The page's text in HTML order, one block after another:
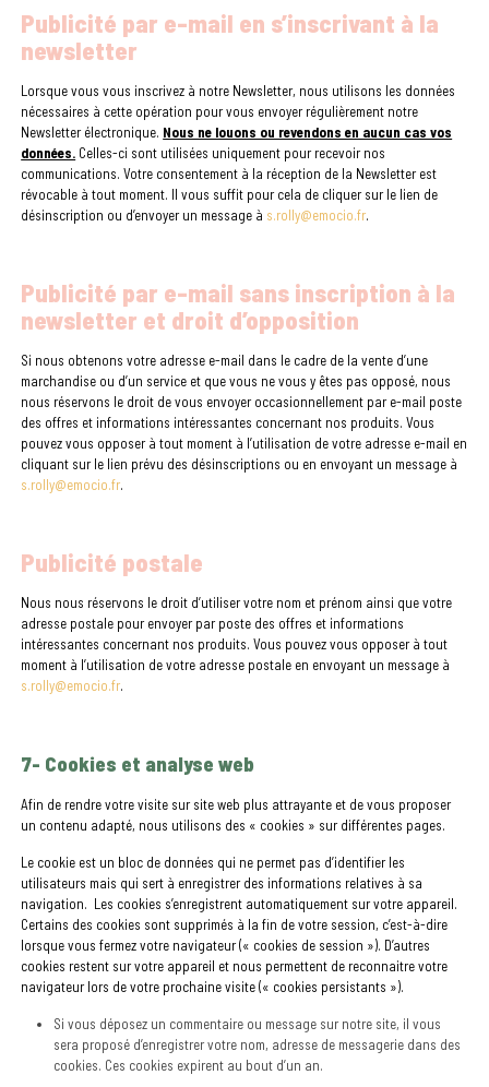
Publicité par e-mail en s’inscrivant à la
newsletter
Lorsque vous vous inscrivez à notre Newsletter, nous utilisons les données
nécessaires à cette opération pour vous envoyer régulièrement notre
Newsletter électronique. Nous ne louons ou revendons en aucun cas vos
données. Celles-ci sont utilisées uniquement pour recevoir nos
communications. Votre consentement à la réception de la Newsletter est
révocable à tout moment. Il vous suffit pour cela de cliquer sur le lien de
désinscription ou d’envoyer un message à s.rolly@emocio.fr.
Publicité par e-mail sans inscription à la
newsletter et droit d’opposition
Si nous obtenons votre adresse e-mail dans le cadre de la vente d’une
marchandise ou d’un service et que vous ne vous y êtes pas opposé, nous
nous réservons le droit de vous envoyer occasionnellement par e-mail poste
des offres et informations intéressantes concernant nos produits. Vous
pouvez vous opposer à tout moment à l’utilisation de votre adresse e-mail en
cliquant sur le lien prévu des désinscriptions ou en envoyant un message à
s.rolly@emocio.fr.
Publicité postale
Nous nous réservons le droit d’utiliser votre nom et prénom ainsi que votre
adresse postale pour envoyer par poste des offres et informations
intéressantes concernant nos produits. Vous pouvez vous opposer à tout
moment à l’utilisation de votre adresse postale en envoyant un message à
s.rolly@emocio.fr.
7- Cookies et analyse web
Afin de rendre votre visite sur site web plus attrayante et de vous proposer
un contenu adapté, nous utilisons des « cookies » sur différentes pages.
Le cookie est un bloc de données qui ne permet pas d’identifier les
utilisateurs mais qui sert à enregistrer des informations relatives à sa
navigation. Les cookies s’enregistrent automatiquement sur votre appareil.
Certains des cookies sont supprimés à la fin de votre session, c’est-à-dire
lorsque vous fermez votre navigateur (« cookies de session »). D’autres
cookies restent sur votre appareil et nous permettent de reconnaitre votre
navigateur lors de votre prochaine visite (« cookies persistants »).
Si vous déposez un commentaire ou message sur notre site, il vous
sera proposé d’enregistrer votre nom, adresse de messagerie dans des
cookies. Ces cookies expirent au bout d’un an.